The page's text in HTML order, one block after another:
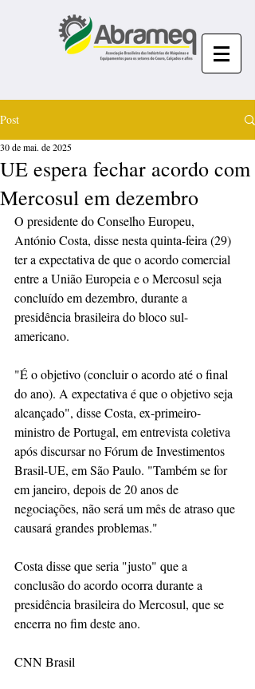
Post
UE espera fechar acordo com
Mercosul em dezembro
30 de mai. de 2025
O presidente do Conselho Europeu,
António Costa, disse nesta quinta-feira (29)
ter a expectativa de que o acordo comercial
entre a União Europeia e o Mercosul seja
concluído em dezembro, durante a
presidência brasileira do bloco sul-
americano.
"É o objetivo (concluir o acordo até o final
do ano). A expectativa é que o objetivo seja
alcançado", disse Costa, ex-primeiro-
ministro de Portugal, em entrevista coletiva
após discursar no Fórum de Investimentos
Brasil-UE, em São Paulo. "Também se for
em janeiro, depois de 20 anos de
negociações, não será um mês de atraso que
causará grandes problemas."
Costa disse que seria "justo" que a
conclusão do acordo ocorra durante a
presidência brasileira do Mercosul, que se
encerra no fim deste ano.
CNN Brasil